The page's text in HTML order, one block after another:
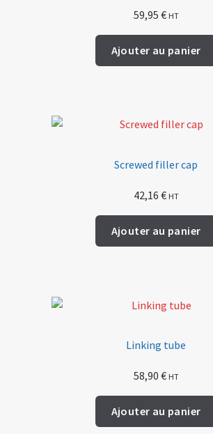
59,95 € HT
Ajouter au panier
Screwed filler cap
42,16 € HT
Ajouter au panier
Linking tube
58,90 € HT
Ajouter au panier